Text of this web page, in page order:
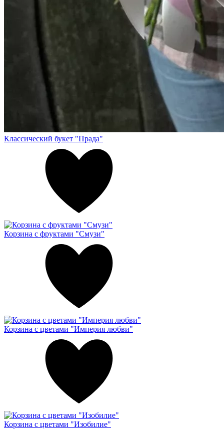
Классический букет "Прада"
Корзина с фруктами "Смузи"
Корзина с цветами "Империя любви"
Корзина с цветами "Изобилие"